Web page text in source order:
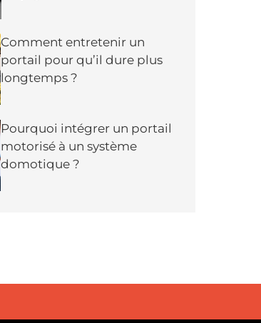
Comment entretenir un
portail pour qu’il dure plus
longtemps ?
Pourquoi intégrer un portail
motorisé à un système
domotique ?